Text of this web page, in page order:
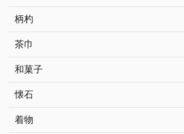
柄杓
茶巾
和菓子
懐石
着物